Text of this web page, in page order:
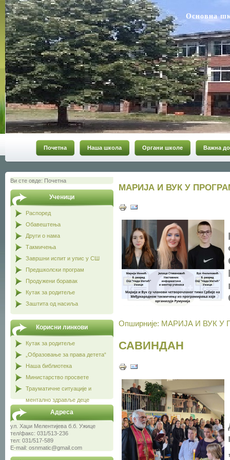
Основна
Почетна Наша школа Органи школе Важна
Ви сте овде: Почетна
Ученици
Распоред
Обавештења
Други о нама
Такмичења
Завршни испит и упис у СШ
Предшколски програм
Продужени боравак
Кутак за родитеље
Заштита од насиља
Корисни линкови
Кутак за родитеље
„Образовање за права детета“
Наша библиотека
Министарство просвете
Трауматичне ситуације и
ментално здравље деце
Адреса
ул. Хаџи Мелентијева б.б. Ужице
тел/факс: 031/513-236
тел: 031/517-589
E-mail: osnmatic@gmail.com
МАРИЈА И ВУК У
Опширније: МАРИЈА И ВУК
САВИНДАН